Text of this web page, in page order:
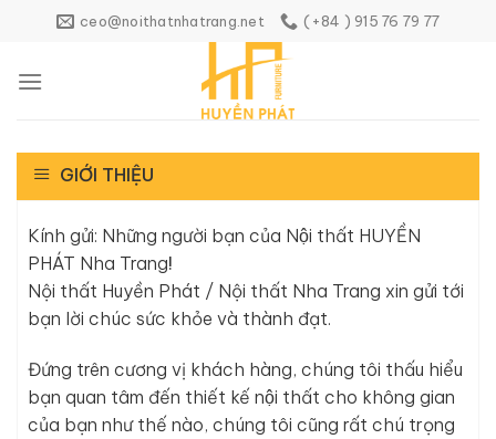
content
ceo@noithatnhatrang.net (+84 ) 915 76 79 77
GIỚI THIỆU
Kính gửi: Những người bạn của Nội thất HUYỀN
PHÁT Nha Trang!
Nội thất Huyền Phát / Nội thất Nha Trang xin gửi tới
bạn lời chúc sức khỏe và thành đạt.
Đứng trên cương vị khách hàng, chúng tôi thấu hiểu
bạn quan tâm đến thiết kế nội thất cho không gian
của bạn như thế nào, chúng tôi cũng rất chú trọng